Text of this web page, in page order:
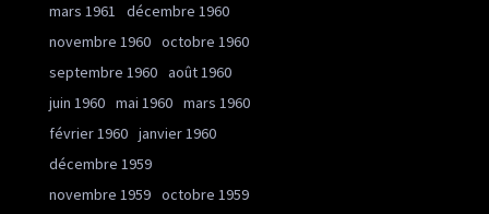
mars 1961
décembre 1960
novembre 1960 octobre 1960
septembre 1960 août 1960
juin 1960 mai 1960 mars 1960
février 1960 janvier 1960
décembre 1959
novembre 1959 octobre 1959